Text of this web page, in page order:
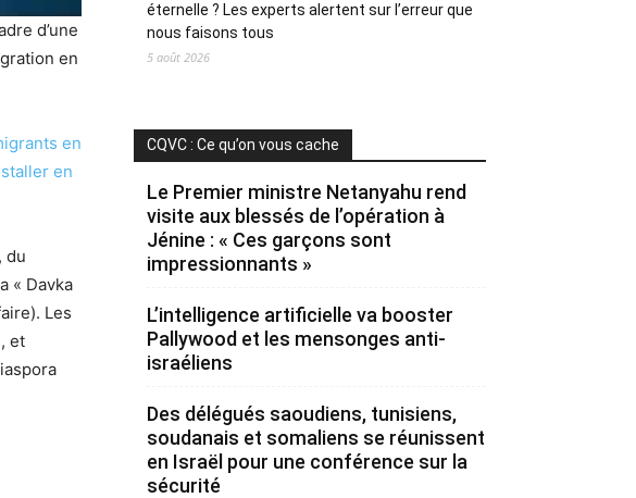
d’une
en
en
en
du
« Davka
Les
et
éternelle ? Les experts alertent sur l’erreur que
nous faisons tous
5 août 2026
CQVC : Ce qu’on vous cache
Le Premier ministre Netanyahu rend
visite aux blessés de l’opération à
Jénine : « Ces garçons sont
impressionnants »
L’intelligence artificielle va booster
Pallywood et les mensonges anti-
israéliens
Des délégués saoudiens, tunisiens,
soudanais et somaliens se réunissent
en Israël pour une conférence sur la
sécurité